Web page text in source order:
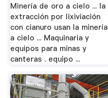
Minería de oro a cielo ... la
extracción por lixiviación
con cianuro usan la minería
a cielo ... Maquinaria y
equipos para minas y
canteras . equipo ...